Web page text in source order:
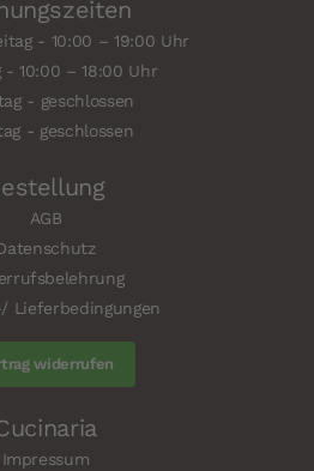
- 10:00 – 19:00 Uhr
- 10:00 – 18:00 Uhr
- geschlossen
- geschlossen
AGB
Lieferbedingungen
widerrufen
Impressum